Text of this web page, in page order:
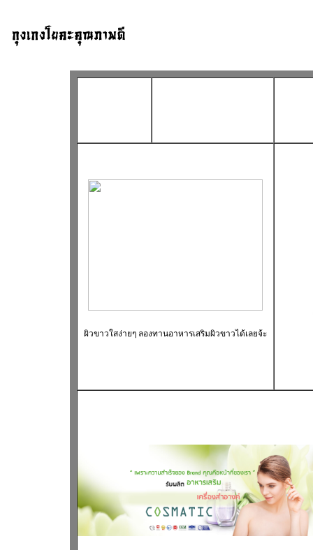
ผิวขาวใสง่ายๆ ลองทานอาหารเสริมผิวขาวได้เลยจ้ะ